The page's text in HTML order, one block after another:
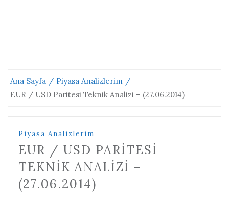
Ana Sayfa
Piyasa Analizlerim
EUR / USD Paritesi Teknik Analizi – (27.06.2014)
Piyasa Analizlerim
EUR / USD PARITESI
TEKNIK ANALIZI –
(27.06.2014)